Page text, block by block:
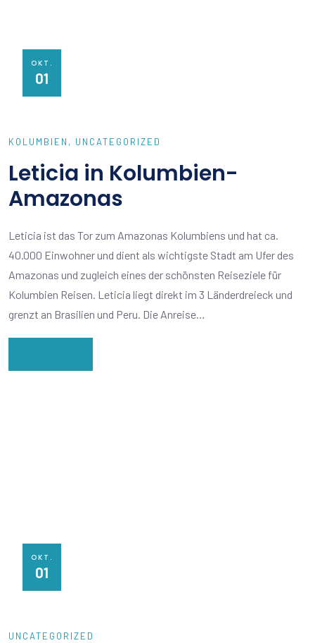
OKT.
01
KOLUMBIEN UNCATEGORIZED
Leticia in Kolumbien-
Amazonas
Leticia ist das Tor zum Amazonas Kolumbiens und hat ca.
40.000 Einwohner und dient als wichtigste Stadt am Ufer des
Amazonas und zugleich eines der schönsten Reiseziele für
Kolumbien Reisen. Leticia liegt direkt im 3 Länderdreieck und
grenzt an Brasilien und Peru. Die Anreise…
OKT.
01
UNCATEGORIZED